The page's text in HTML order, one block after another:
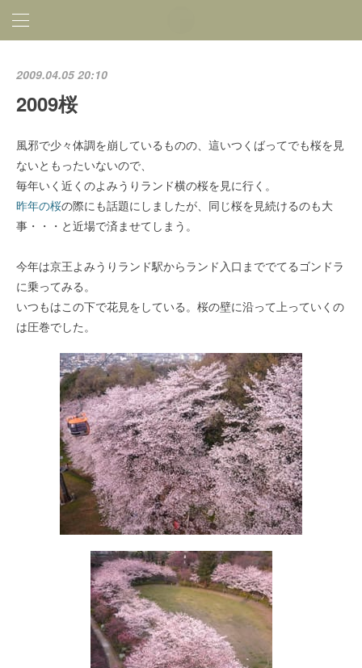
2009.04.05 20:10
2009桜
風邪で少々体調を崩しているものの、這いつくばってでも桜を見
ないともったいないので、
毎年いく近くのよみうりランド横の桜を見に行く。
昨年の桜の際にも話題にしましたが、同じ桜を見続けるのも大
事・・・と近場で済ませてしまう。
今年は京王よみうりランド駅からランド入口まででてるゴンドラ
に乗ってみる。
いつもはこの下で花見をしている。桜の壁に沿って上っていくの
は圧巻でした。